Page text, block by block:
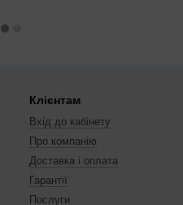
Клієнтам
Вхід до кабінету
Про компанію
Доставка і оплата
Гарантії
Послуги